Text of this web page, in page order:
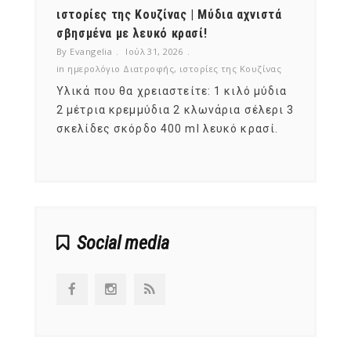
ιστορίες της Κουζίνας | Μύδια αχνιστά
σβησμένα με λευκό κρασί!
By Evangelia
Ιούλ 31, 2026
in ημερολόγιο Διατροφής, ιστορίες της Κουζίνας
Υλικά που θα χρειαστείτε: 1 κιλό μύδια
2 μέτρια κρεμμύδια 2 κλωνάρια σέλερι 3
σκελίδες σκόρδο 400 ml λευκό κρασί.
Social media